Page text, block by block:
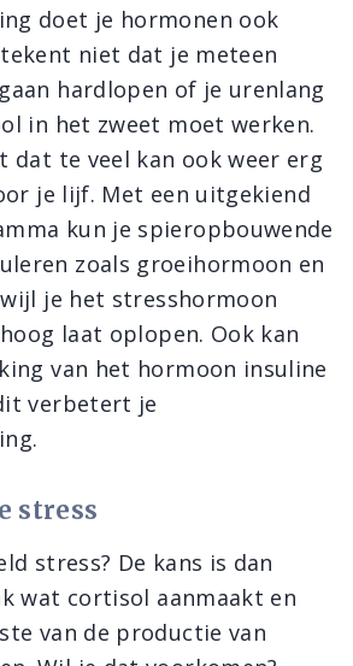
doet je hormonen ook
niet dat je meteen
hardlopen of je urenlang
in het zweet moet werken.
dat te veel kan ook weer erg
je lijf. Met een uitgekiend
kun je spieropbouwende
zoals groeihormoon en
je het stresshormoon
laat oplopen. Ook kan
van het hormoon insuline
verbetert je
stress
stress? De kans is dan
wat cortisol aanmaakt en
van de productie van